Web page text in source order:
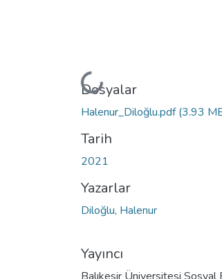
Yükleniyor...
Dosyalar
Halenur_Diloğlu.pdf(3.93
Tarih
2021
Yazarlar
Diloğlu, Halenur
Yayıncı